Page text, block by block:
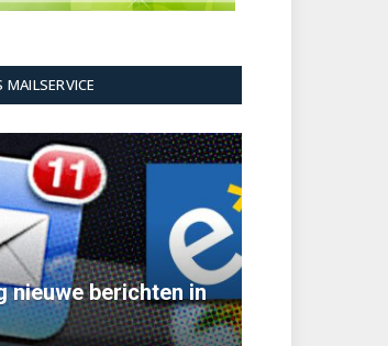
MAILSERVICE
nieuwe berichten in